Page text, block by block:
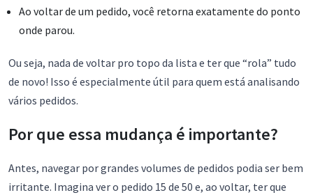
Ao voltar de um pedido, você retorna exatamente do ponto
onde parou.
Ou seja, nada de voltar pro topo da lista e ter que “rola” tudo
de novo! Isso é especialmente útil para quem está analisando
vários pedidos.
Por que essa mudança é importante?
Antes, navegar por grandes volumes de pedidos podia ser bem
irritante. Imagina ver o pedido 15 de 50 e, ao voltar, ter que